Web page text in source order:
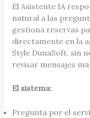
El Asistente IA
natural a las
gestiona reservas
directamente en la
Style DunaSoft, sin
revisar mensajes
El sistema:
Pregunta por el